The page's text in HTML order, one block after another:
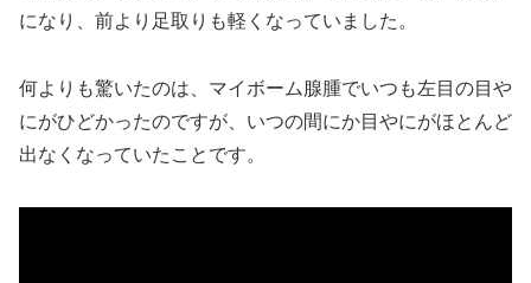
になり、前より足取りも軽くなっていました。
何よりも驚いたのは、マイボーム腺腫でいつも左目の目や
にがひどかったのですが、いつの間にか目やにがほとんど
出なくなっていたことです。